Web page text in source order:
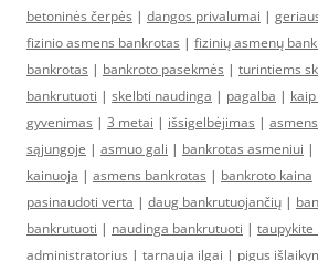
betoninės čerpės | dangos privalumai |
fizinio asmens bankrotas | fizinių asmenų
bankrotas | bankroto pasekmės | turintiems
bankrutuoti | skelbti naudinga | pagalba |
gyvenimas | 3 metai | išsigelbėjimas |
sąjungoje | asmuo gali | bankrotas asmeniui |
kainuoja | asmens bankrotas | bankroto kaina
pasinaudoti verta | daug bankrutuojančių |
bankrutuoti | naudinga bankrutuoti | taupykite
administratorius | tarnauja ilgai | pigus